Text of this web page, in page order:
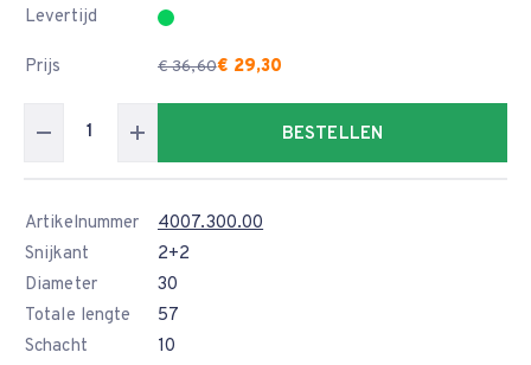
Levertijd
Prijs € 36,60€ 29,30
BESTELLEN
Artikelnummer
4007.300.00
Snijkant
2+2
Diameter
30
Totale lengte
57
Schacht
10